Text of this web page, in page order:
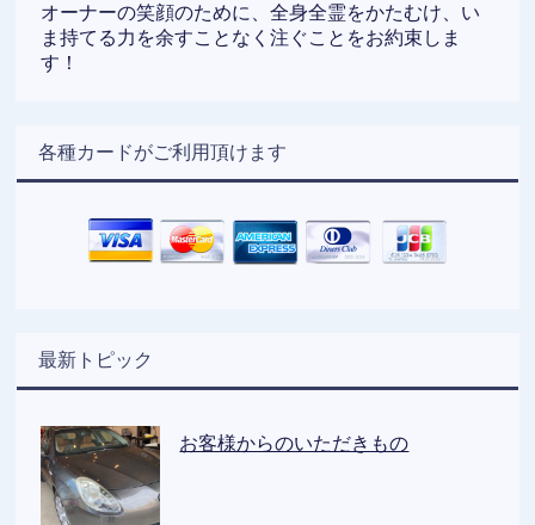
オーナーの笑顔のために、全身全霊をかたむけ、い
ま持てる力を余すことなく注ぐことをお約束しま
す！
各種カードがご利用頂けます
最新トピック
お客様からのいただきもの